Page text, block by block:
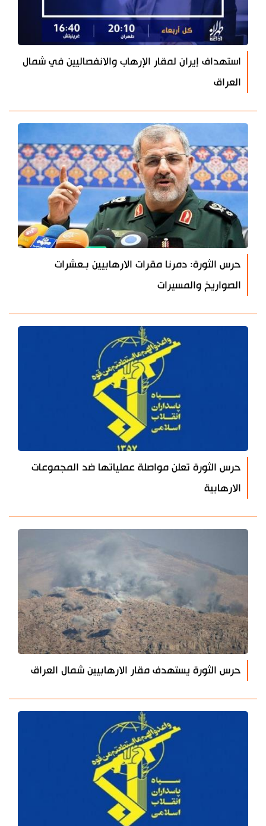
استهداف إيران لمقار الإرهاب والانفصاليين في شمال
العراق
حرس الثورة: دمرنا مقرات الارهابيين بـعشرات
الصواريخ والمسيرات
حرس الثورة تعلن مواصلة عملياتها ضد المجموعات
الارهابية
حرس الثورة يستهدف مقار الارهابيين شمال العراق